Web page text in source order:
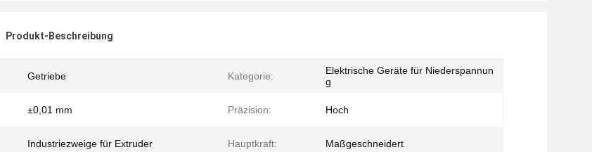
Produkt-Beschreibung
Getriebe Kategorie:
Elektrische Geräte für Niederspannun
g
±0,01 mm Präzision: Hoch
Industriezweige für Extruder Hauptkraft: Maßgeschneidert